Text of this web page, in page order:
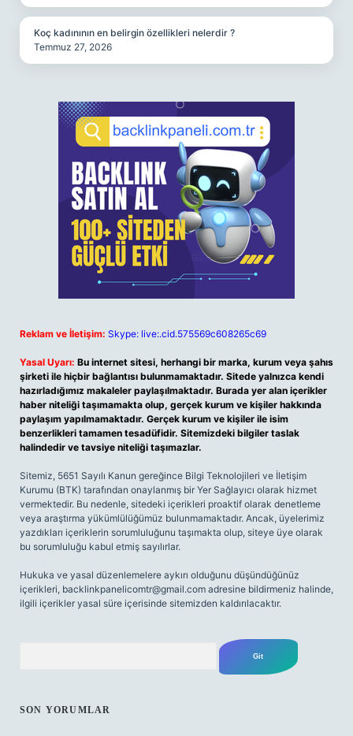
Koç kadınının en belirgin özellikleri nelerdir ?
Temmuz 27, 2026
Reklam ve İletişim: Skype: live:.cid.575569c608265c69
Yasal Uyarı: Bu internet sitesi, herhangi bir marka, kurum veya şahıs
şirketi ile hiçbir bağlantısı bulunmamaktadır. Sitede yalnızca kendi
hazırladığımız makaleler paylaşılmaktadır. Burada yer alan içerikler
haber niteliği taşımamakta olup, gerçek kurum ve kişiler hakkında
paylaşım yapılmamaktadır. Gerçek kurum ve kişiler ile isim
benzerlikleri tamamen tesadüfidir. Sitemizdeki bilgiler taslak
halindedir ve tavsiye niteliği taşımazlar.
Sitemiz, 5651 Sayılı Kanun gereğince Bilgi Teknolojileri ve İletişim
Kurumu (BTK) tarafından onaylanmış bir Yer Sağlayıcı olarak hizmet
vermektedir. Bu nedenle, sitedeki içerikleri proaktif olarak denetleme
veya araştırma yükümlülüğümüz bulunmamaktadır. Ancak, üyelerimiz
yazdıkları içeriklerin sorumluluğunu taşımakta olup, siteye üye olarak
bu sorumluluğu kabul etmiş sayılırlar.
Hukuka ve yasal düzenlemelere aykırı olduğunu düşündüğünüz
içerikleri, backlinkpanelicomtr@gmail.com adresine bildirmeniz halinde,
ilgili içerikler yasal süre içerisinde sitemizden kaldırılacaktır.
SON YORUMLAR